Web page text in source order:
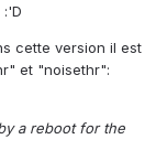
cette version il est
et "noisethr":
a reboot for the